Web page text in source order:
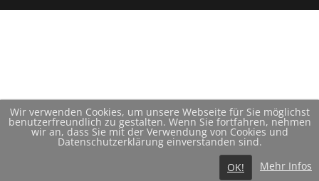
Wir verwenden Cookies, um unsere Webseite für Sie möglichst
benutzerfreundlich zu gestalten. Wenn Sie fortfahren, nehmen
wir an, dass Sie mit der Verwendung von Cookies und
Datenschutzerklärung einverstanden sind.
OK!
Mehr Infos